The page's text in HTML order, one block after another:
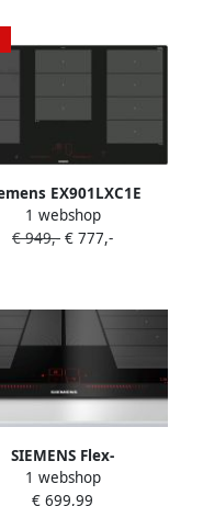
EX901LXC1E
Ingebouwd
zones 5
1 webshop
€ 949,- € 777,-
SIEMENS Flex-
van
CERAN EX875LYC1E
1 webshop
€ 699,99